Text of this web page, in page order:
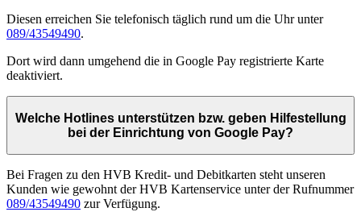
Diesen erreichen Sie telefonisch täglich rund um die Uhr unter
089/43549490.
Dort wird dann umgehend die in Google Pay registrierte Karte
deaktiviert.
Welche Hotlines unterstützen bzw. geben Hilfestellung
bei der Einrichtung von Google Pay?
Bei Fragen zu den HVB Kredit- und Debitkarten steht unseren
Kunden wie gewohnt der HVB Kartenservice unter der Rufnummer
089/43549490 zur Verfügung.